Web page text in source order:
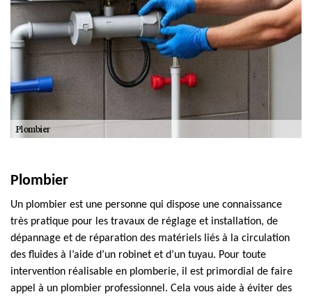
Plombier
Un plombier est une personne qui dispose une connaissance
très pratique pour les travaux de réglage et installation, de
dépannage et de réparation des matériels liés à la circulation
des fluides à l’aide d’un robinet et d’un tuyau. Pour toute
intervention réalisable en plomberie, il est primordial de faire
appel à un plombier professionnel. Cela vous aide à éviter des